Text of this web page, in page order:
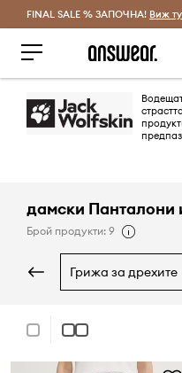
FINAL SALE % ЗАПОЧНА! Виж
дамски Панталони
Брой продукти: 9
грижа за дрехите